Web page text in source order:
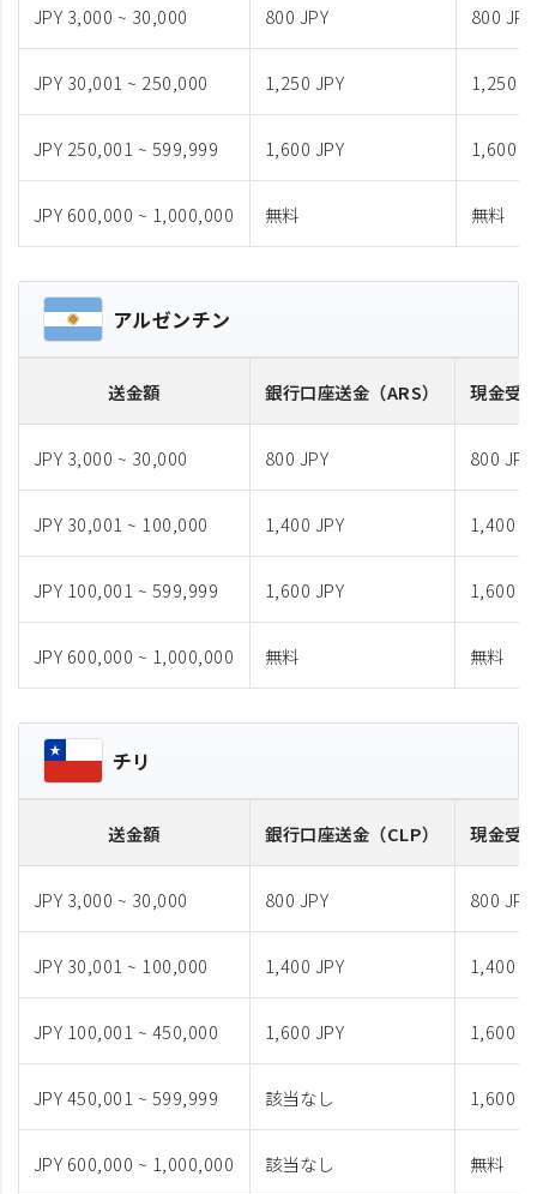
JPY 3,000 ~ 30,000 800 JPY 800 JPY
JPY 30,001 ~ 250,000 1,250 JPY 1,250
JPY 250,001 ~ 599,999 1,600 JPY 1,600
JPY 600,000 ~ 1,000,000 無料 無料
アルゼンチン
送金額 銀行口座送金 （ARS） 現金受
JPY 3,000 ~ 30,000 800 JPY 800 JPY
JPY 30,001 ~ 100,000 1,400 JPY 1,400
JPY 100,001 ~ 599,999 1,600 JPY 1,600
JPY 600,000 ~ 1,000,000 無料 無料
チリ
送金額 銀行口座送金 （CLP） 現金受
JPY 3,000 ~ 30,000 800 JPY 800 JPY
JPY 30,001 ~ 100,000 1,400 JPY 1,400
JPY 100,001 ~ 450,000 1,600 JPY 1,600
JPY 450,001 ~ 599,999 該当なし 1,600
JPY 600,000 ~ 1,000,000 該当なし 無料